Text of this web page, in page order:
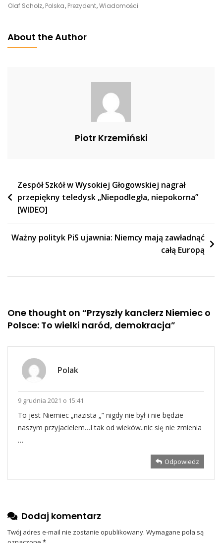
Kanclerz
Olaf Scholz, Polska, Prezydent,Wiadomości
About the Author
Piotr Krzemiński
Nawigacja
wpisu
Zespół Szkół w Wysokiej Głogowskiej nagrał
przepiękny teledysk „Niepodległa, niepokorna”
[WIDEO]
Ważny polityk PiS ujawnia: Niemcy mają zawładnąć
całą Europą
One thought on “Przyszły kanclerz Niemiec o
Polsce: To wielki naród, demokracja”
Polak
9 grudnia 2021 o 15:41
To jest Niemiec „nazista „” nigdy nie był i nie będzie
naszym przyjacielem…I tak od wieków..nic się nie zmienia
…
Odpowiedz
Dodaj komentarz
Twój adres e-mail nie zostanie opublikowany. Wymagane pola są